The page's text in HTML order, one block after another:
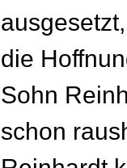
die
Sohn
schon